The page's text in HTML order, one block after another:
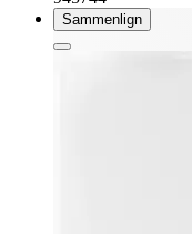
Sammenlign